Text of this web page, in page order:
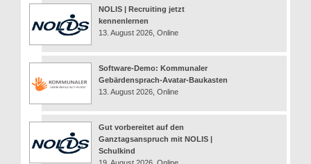
NOLIS | Recruiting jetzt
kennenlernen
13. August 2026, Online
Software-Demo: Kommunaler
Gebärdensprach-Avatar-Baukasten
13. August 2026, Online
Gut vorbereitet auf den
Ganztagsanspruch mit NOLIS |
Schulkind